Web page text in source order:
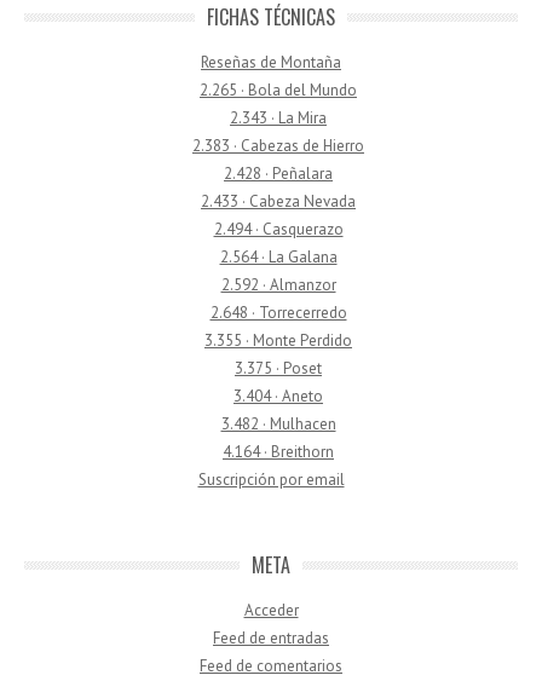
FICHAS TÉCNICAS
Reseñas de Montaña
2.265 · Bola del Mundo
2.343 · La Mira
2.383 · Cabezas de Hierro
2.428 · Peñalara
2.433 · Cabeza Nevada
2.494 · Casquerazo
2.564 · La Galana
2.592 · Almanzor
2.648 · Torrecerredo
3.355 · Monte Perdido
3.375 · Poset
3.404 · Aneto
3.482 · Mulhacen
4.164 · Breithorn
Suscripción por email
META
Acceder
Feed de entradas
Feed de comentarios